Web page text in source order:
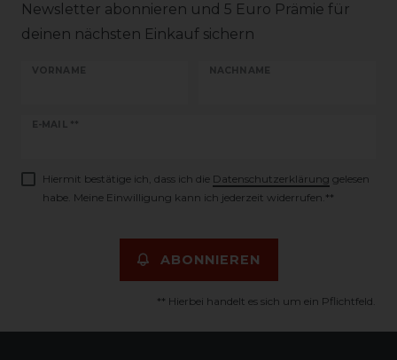
Newsletter abonnieren und 5 Euro Prämie für
deinen nächsten Einkauf sichern
VORNAME NACHNAME
E-MAIL **
Newsletter
Hiermit bestätige ich, dass ich die Daten­schutz­erklärung gelesen
habe. Meine Einwilligung kann ich jederzeit widerrufen.**
ABONNIEREN
** Hierbei handelt es sich um ein Pflichtfeld.